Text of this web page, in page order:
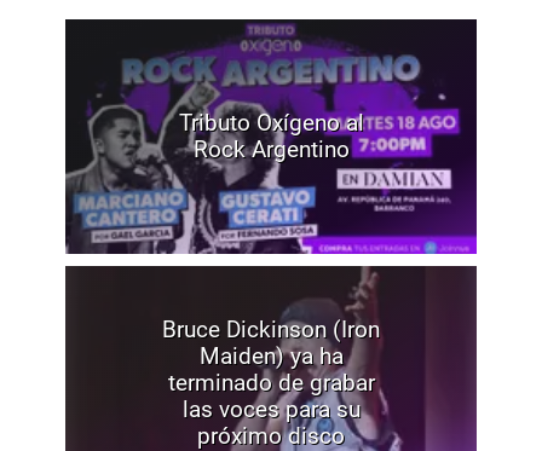
Tributo Oxígeno al
Rock Argentino
Bruce Dickinson (Iron
Maiden) ya ha
terminado de grabar
las voces para su
próximo disco